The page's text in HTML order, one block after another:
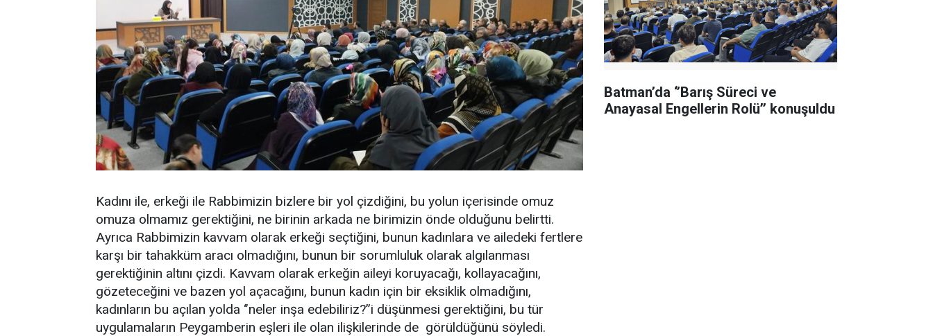
Kadını ile, erkeği ile Rabbimizin bizlere bir yol çizdiğini, bu yolun içerisinde omuz
omuza olmamız gerektiğini, ne birinin arkada ne birimizin önde olduğunu belirtti.
Ayrıca Rabbimizin kavvam olarak erkeği seçtiğini, bunun kadınlara ve ailedeki fertlere
karşı bir tahakküm aracı olmadığını, bunun bir sorumluluk olarak algılanması
gerektiğinin altını çizdi. Kavvam olarak erkeğin aileyi koruyacağı, kollayacağını,
gözeteceğini ve bazen yol açacağını, bunun kadın için bir eksiklik olmadığını,
kadınların bu açılan yolda ‘’neler inşa edebiliriz?’’i düşünmesi gerektiğini, bu tür
uygulamaların Peygamberin eşleri ile olan ilişkilerinde de görüldüğünü söyledi.
Batman’da ‘’Barış Süreci ve
Anayasal Engellerin Rolü’’ konuşuldu